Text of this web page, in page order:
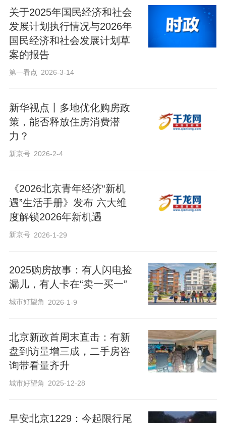
关于2025年国民经济和社会
发展计划执行情况与2026年
国民经济和社会发展计划草
案的报告
第一看点 2026-3-14
新华视点丨多地优化购房政
策，能否释放住房消费潜
力？
新京号 2026-2-4
《2026北京青年经济“新机
遇”生活手册》发布 六大维
度解锁2026年新机遇
新京号 2026-1-29
2025购房故事：有人闪电捡
漏儿，有人卡在“卖一买一”
城市好望角 2026-1-9
北京新政首周末直击：有新
盘到访量增三成，二手房咨
询带看量齐升
城市好望角 2025-12-28
​​早安北京1229：今起限行尾